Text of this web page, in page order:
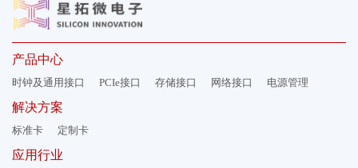
产品中心
时钟及通用接口 PCIe接口 存储接口 网络接口 电源管理
解决方案
标准卡 定制卡
应用行业